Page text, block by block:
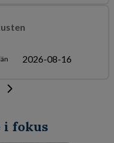
2026-08-16
i fokus